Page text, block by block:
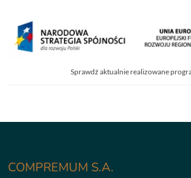
Sprawdź aktualnie realizowane
COMPREMUM S.A.